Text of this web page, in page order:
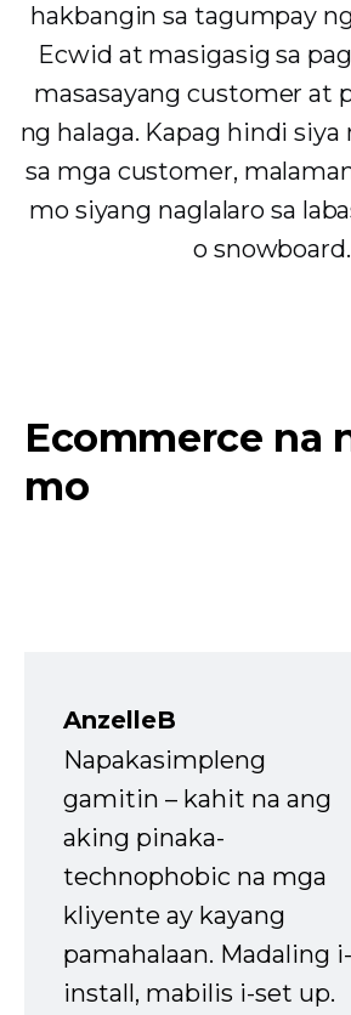
hakbangin sa tagumpay
Ecwid at masigasig sa
masasayang customer at
ng halaga. Kapag hindi
sa mga customer,
mo siyang naglalaro sa
o snowboard.
Ecommerce na
mo
AnzelleB
Napakasimpleng
gamitin – kahit na ang
aking pinaka-
technophobic na mga
kliyente ay kayang
pamahalaan. Madaling i-
install, mabilis i-set up.